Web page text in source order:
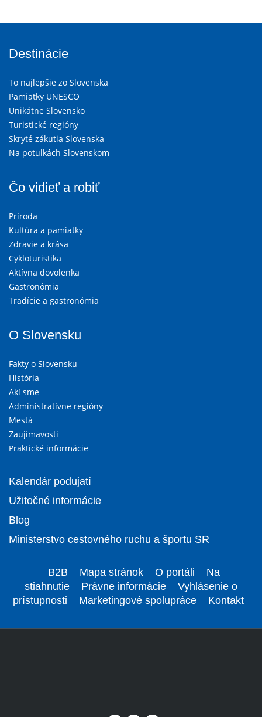
Destinácie
To najlepšie zo Slovenska
Pamiatky UNESCO
Unikátne Slovensko
Turistické regióny
Skryté zákutia Slovenska
Na potulkách Slovenskom
Čo vidieť a robiť
Príroda
Kultúra a pamiatky
Zdravie a krása
Cykloturistika
Aktívna dovolenka
Gastronómia
Tradície a gastronómia
O Slovensku
Fakty o Slovensku
História
Akí sme
Administratívne regióny
Mestá
Zaujímavosti
Praktické informácie
Kalendár podujatí
Užitočné informácie
Blog
Ministerstvo cestovného ruchu a športu SR
B2B Mapa stránok O portáli
Na
stiahnutie
Právne informácie
Vyhlásenie o
prístupnosti
Marketingové spolupráce Kontakt